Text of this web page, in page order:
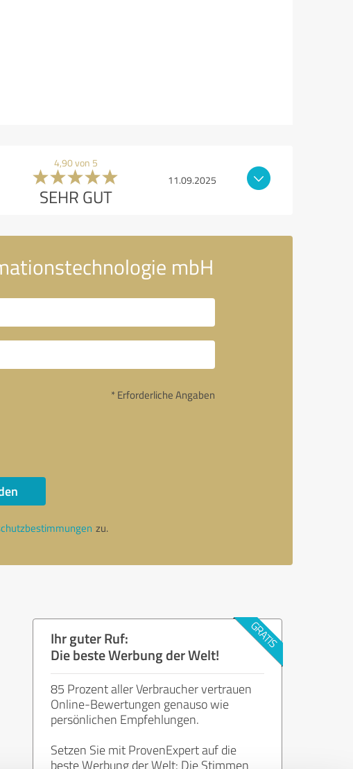
4,90 von 5
SEHR GUT
11.09.2025
mbH
* Erforderliche Angaben
zu.
Ihr guter Ruf:
Die beste Werbung der Welt!
85 Prozent aller Verbraucher vertrauen
Online-Bewertungen genauso wie
persönlichen Empfehlungen.
Setzen Sie mit ProvenExpert auf die
beste Werbung der Welt: Die Stimmen